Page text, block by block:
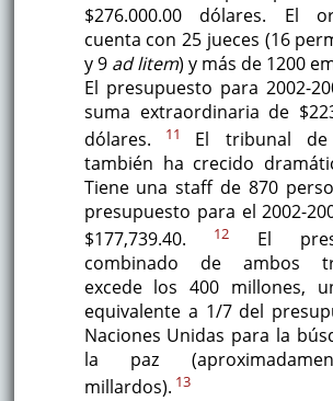
$276.000.00 dólares. El
cuenta con 25 jueces (16
y 9 ad litem) y más de 1200
El presupuesto para 2002-
suma extraordinaria de
dólares.
11
El tribunal de
también ha crecido
Tiene una staff de 870
presupuesto para el 2002-
$177,739.40.
12
El
combinado de ambos
excede los 400 millones,
equivalente a 1/7 del
Naciones Unidas para la
la paz
millardos). 13